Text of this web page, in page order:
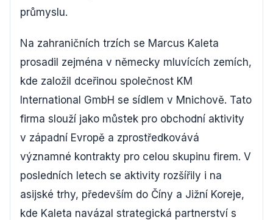
průmyslu.
Na zahraničních trzích se Marcus Kaleta
prosadil zejména v německy mluvících zemích,
kde založil dceřinou společnost KM
International GmbH se sídlem v Mnichově. Tato
firma slouží jako můstek pro obchodní aktivity
v západní Evropě a zprostředkovává
významné kontrakty pro celou skupinu firem. V
posledních letech se aktivity rozšířily i na
asijské trhy, především do Číny a Jižní Koreje,
kde Kaleta navázal strategická partnerství s